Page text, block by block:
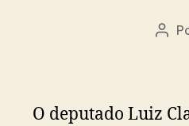
O deputado Luiz